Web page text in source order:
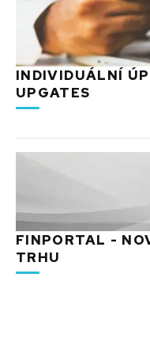
INDIVIDUÁLNÍ
UPGATES
FINPORTAL -
TRHU